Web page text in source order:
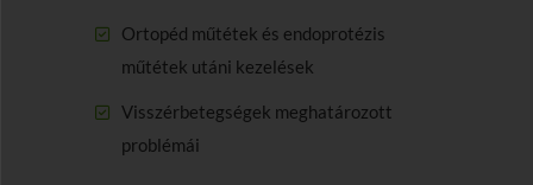
Ortopéd műtétek és endoprotézis
műtétek utáni kezelések
Visszérbetegségek meghatározott
problémái